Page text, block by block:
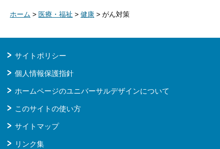
ホーム > 医療・福祉 > 健康 > がん対策
サイトポリシー
個人情報保護指針
ホームページのユニバーサルデザインについて
このサイトの使い方
サイトマップ
リンク集